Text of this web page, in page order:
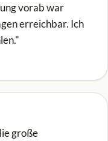
vorab war
erreichbar. Ich
große